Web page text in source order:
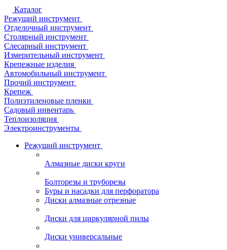
Каталог
Режущий инструмент
Отделочный инструмент
Столярный инструмент
Слесарный инструмент
Измерительный инструмент
Крепежные изделия
Автомобильный инструмент
Прочий инструмент
Крепеж
Полиэтиленовые пленки
Садовый инвентарь
Теплоизоляция
Электроинструменты
Режущий инструмент
Алмазные диски круги
Болторезы и труборезы
Буры и насадки для перфоратора
Диски алмазные отрезные
Диски для циркулярной пилы
Диски универсальные